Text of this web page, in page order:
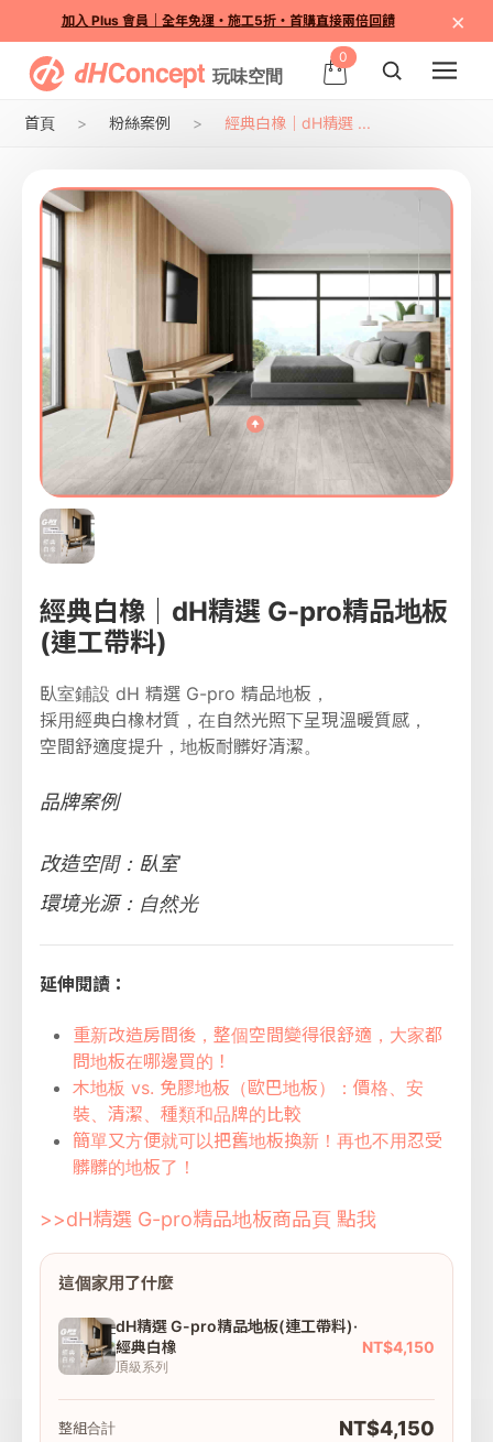
加入 Plus 會員｜全年免運・施工5折・首購直接兩倍回饋 ×
0
首頁 粉絲案例 經典白橡｜dH精選 ...
經典白橡｜dH精選 G-pro精品地板
(連工帶料)
臥室鋪設 dH 精選 G-pro 精品地板，
採用經典白橡材質，在自然光照下呈現溫暖質感，
空間舒適度提升，地板耐髒好清潔。
品牌案例
改造空間：臥室
環境光源：自然光
延伸閱讀：
重新改造房間後，整個空間變得很舒適，大家都
問地板在哪邊買的！
木地板 vs. 免膠地板（歐巴地板）：價格、安
裝、清潔、種類和品牌的比較
簡單又方便就可以把舊地板換新！再也不用忍受
髒髒的地板了！
>>dH精選 G-pro精品地板商品頁 點我
這個家用了什麼
dH精選 G-pro精品地板(連工帶料)·
經典白橡
頂級系列
NT$4,150
整組合計 NT$4,150